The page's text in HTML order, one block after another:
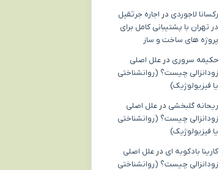
رکسانا لاجوردی در اجاره جرثقیل
در تهران با پشتیبانی کامل برای
پروژه های ساخت و ساز
حکیمه سروری در علل اصلی
زودانزالی چیست؟ (روانشناختی
یا فیزیولوژیک)
ریحانه گلبخشی در علل اصلی
زودانزالی چیست؟ (روانشناختی
یا فیزیولوژیک)
کارینا بادکوبه ای در علل اصلی
زودانزالی چیست؟ (روانشناختی